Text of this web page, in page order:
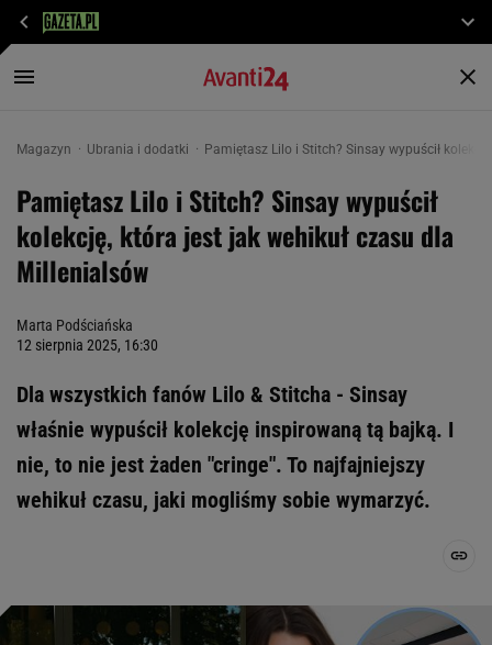
Magazyn Ubrania i dodatki Pamiętasz Lilo i Stitch? Sinsay wypuścił
Pamiętasz Lilo i Stitch? Sinsay wypuścił
kolekcję, która jest jak wehikuł czasu dla
Millenialsów
Marta Podściańska
12 sierpnia 2025, 16:30
Dla wszystkich fanów Lilo & Stitcha - Sinsay
właśnie wypuścił kolekcję inspirowaną tą bajką. I
nie, to nie jest żaden "cringe". To najfajniejszy
wehikuł czasu, jaki mogliśmy sobie wymarzyć.